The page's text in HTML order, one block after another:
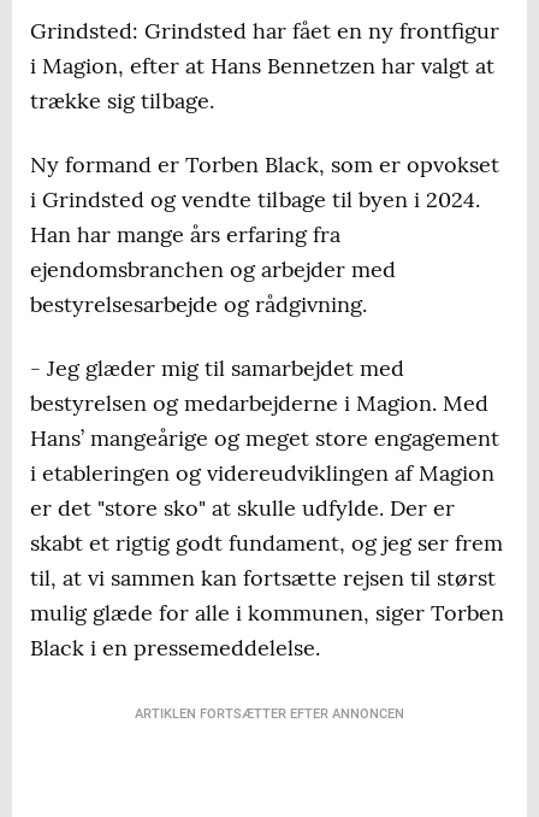
Grindsted: Grindsted har fået en ny frontfigur
i Magion, efter at Hans Bennetzen har valgt at
trække sig tilbage.
Ny formand er Torben Black, som er opvokset
i Grindsted og vendte tilbage til byen i 2024.
Han har mange års erfaring fra
ejendomsbranchen og arbejder med
bestyrelsesarbejde og rådgivning.
- Jeg glæder mig til samarbejdet med
bestyrelsen og medarbejderne i Magion. Med
Hans’ mangeårige og meget store engagement
i etableringen og videreudviklingen af Magion
er det "store sko" at skulle udfylde. Der er
skabt et rigtig godt fundament, og jeg ser frem
til, at vi sammen kan fortsætte rejsen til størst
mulig glæde for alle i kommunen, siger Torben
Black i en pressemeddelelse.
ARTIKLEN FORTSÆTTER EFTER ANNONCEN